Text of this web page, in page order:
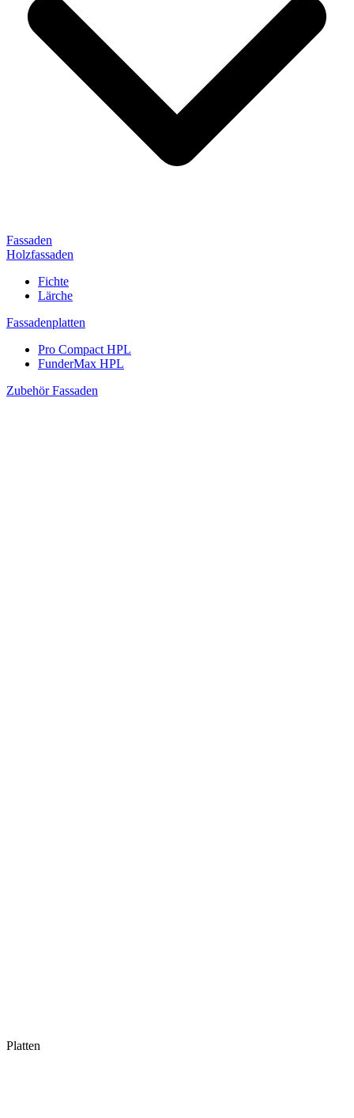
Fassaden
Holzfassaden
Fichte
Lärche
Fassadenplatten
Pro Compact HPL
FunderMax HPL
Zubehör Fassaden
Platten